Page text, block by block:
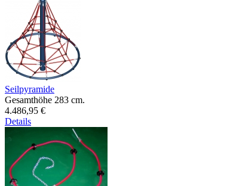
Seilpyramide
Gesamthöhe 283 cm.
4.486,95 €
Details